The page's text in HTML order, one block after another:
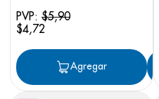
PVP: $5,90
$4,72
Agregar